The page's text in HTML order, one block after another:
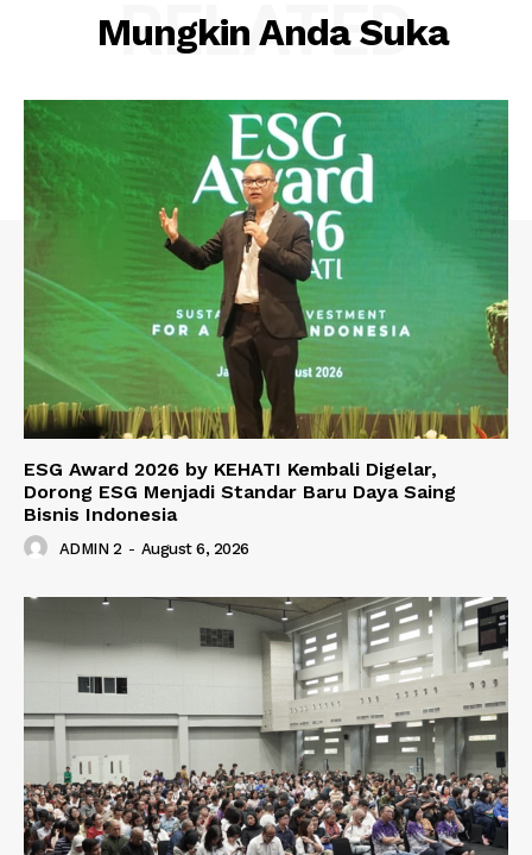
Mungkin Anda Suka
RELATED
ESG Award 2026 by KEHATI Kembali Digelar,
Dorong ESG Menjadi Standar Baru Daya Saing
Bisnis Indonesia
ADMIN 2 - August 6, 2026